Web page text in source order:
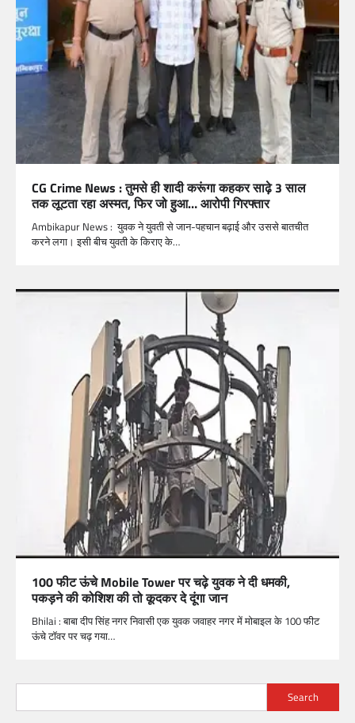
CG Crime News : तुमसे ही शादी करूंगा कहकर साढ़े 3 साल
तक लूटता रहा अस्मत, फिर जो हुआ… आरोपी गिरफ्तार
Ambikapur News : युवक ने युवती से जान-पहचान बढ़ाई और उससे बातचीत
करने लगा। इसी बीच युवती के किराए के…
100 फीट ऊंचे Mobile Tower पर चढ़े युवक ने दी धमकी,
पकड़ने की कोशिश की तो कूदकर दे दूंगा जान
Bhilai : बाबा दीप सिंह नगर निवासी एक युवक जवाहर नगर में मोबाइल के 100 फीट
ऊंचे टॉवर पर चढ़ गया…
Search